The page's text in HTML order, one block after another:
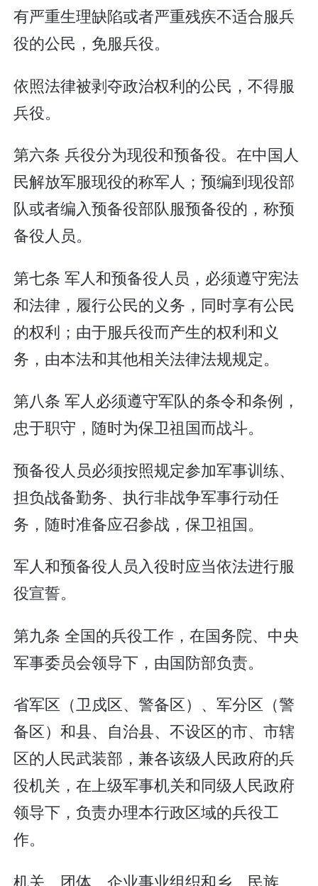
有严重生理缺陷或者严重残疾不适合服兵
役的公民，免服兵役。
依照法律被剥夺政治权利的公民，不得服
兵役。
第六条 兵役分为现役和预备役。在中国人
民解放军服现役的称军人；预编到现役部
队或者编入预备役部队服预备役的，称预
备役人员。
第七条 军人和预备役人员，必须遵守宪法
和法律，履行公民的义务，同时享有公民
的权利；由于服兵役而产生的权利和义
务，由本法和其他相关法律法规规定。
第八条 军人必须遵守军队的条令和条例，
忠于职守，随时为保卫祖国而战斗。
预备役人员必须按照规定参加军事训练、
担负战备勤务、执行非战争军事行动任
务，随时准备应召参战，保卫祖国。
军人和预备役人员入役时应当依法进行服
役宣誓。
第九条 全国的兵役工作，在国务院、中央
军事委员会领导下，由国防部负责。
省军区（卫戍区、警备区）、军分区（警
备区）和县、自治县、不设区的市、市辖
区的人民武装部，兼各该级人民政府的兵
役机关，在上级军事机关和同级人民政府
领导下，负责办理本行政区域的兵役工
作。
机关、团体、企业事业组织和乡、民族